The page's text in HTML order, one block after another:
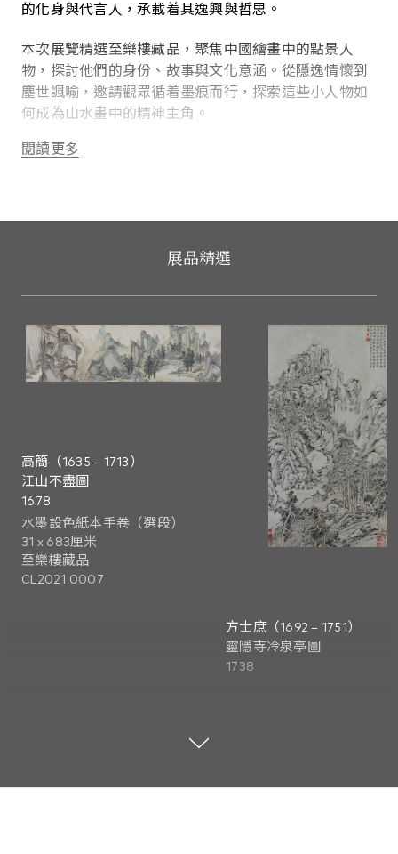
的化身與代言人，承載着其逸興與哲思。
本次展覽精選至樂樓藏品，聚焦中國繪畫中的點景人
物，探討他們的身份、故事與文化意涵。從隱逸情懷到
塵世諷喻，邀請觀眾循着墨痕而行，探索這些小人物如
何成為山水畫中的精神主角。
這個展覽亦為弘揚中華文化系列的活動之一。康文署一
訊，請瀏覽網頁www.lcsd.gov.hk/tc/ccpo/index.html。
閱讀更多
展品精選
高簡（1635 – 1713）
江山不盡圖
1678
水墨設色紙本手卷（選段）
31 x 683厘米
至樂樓藏品
CL2021.0007
方士庶（1692 – 1751）
靈隱寺冷泉亭圖
1738